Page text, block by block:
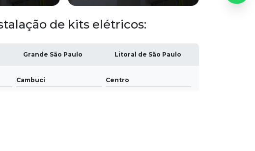
Kit acabamento
Kit acabamento elétrico
Kit acabamento elétrico pronto para
Kit acabamento industrializado
de kits elétricos:
Grande São Paulo Litoral de São Paulo
Cambuci Centro